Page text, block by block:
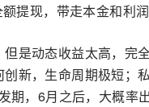
提现，带走本金和利润
是动态收益太高，完
新，生命周期极短；
期，6月之后，大概率